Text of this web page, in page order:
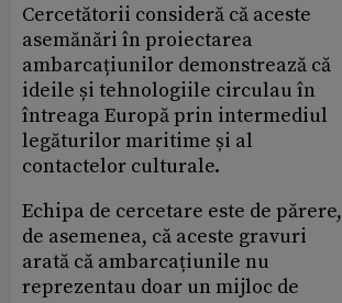
Cercetătorii consideră că aceste
asemănări în proiectarea
ambarcațiunilor demonstrează că
ideile și tehnologiile circulau în
întreaga Europă prin intermediul
legăturilor maritime și al
contactelor culturale.
Echipa de cercetare este de părere,
de asemenea, că aceste gravuri
arată că ambarcațiunile nu
reprezentau doar un mijloc de